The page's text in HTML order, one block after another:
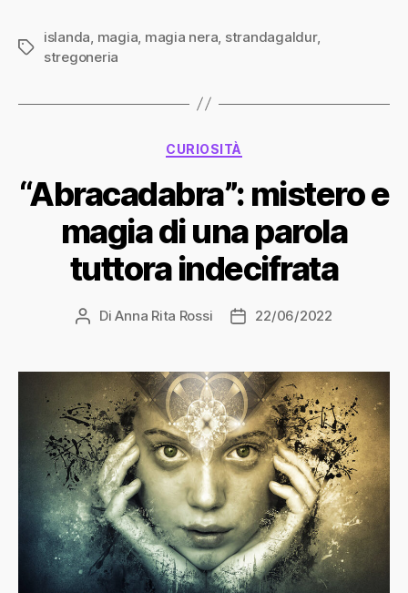
Tag
islanda magia magia nera strandagaldur,
stregoneria
Categorie
CURIOSITÀ
“Abracadabra”: mistero e
magia di una parola
tuttora indecifrata
Autore
DiAnna Rita Rossi
Data22/06/2022